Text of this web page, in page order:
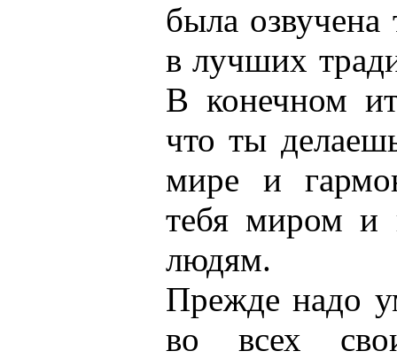
была озвучена
в лучших
В конечном
что ты
мире и
тебя миром и
людям.
Прежде надо
во всех